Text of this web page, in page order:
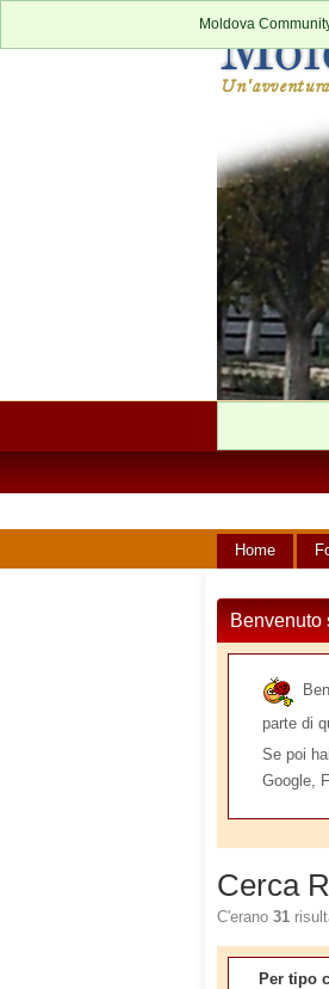
Moldova
Home
Benvenuto
parte di
Se poi
Google,
Cerca
C'erano 31
Per tipo